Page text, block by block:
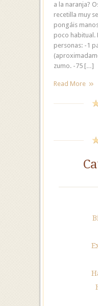
a la naranja?
recetilla muy
pongáis
poco habitual.
personas: -1
zumo. -75 […]
Read More